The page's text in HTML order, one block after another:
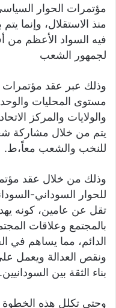
مؤتمرات الحوار
منذ الاستقلال، وإنما
فيه السواد الأعظم من
لجمهور الشعب
وذلك عبر عقد مؤتمرات
مستوى المحليات
والولايات والمركز
يتم من خلال مشاركة
للنخب والشعب معاً،ط.
وذلك من خلال عقد
للحوار السوداني-
تقل عن عامين، كونه
بالمجتمع وعلاقات
الدائم، مما يساهم في
ونقص العدالة ويعمل
بناء الثقة بين السودانيين.
وحتى تكلل هذه الخطوة